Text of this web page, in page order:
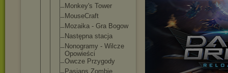
Monkey's Tower
MouseCraft
Mozaika - Gra Bogow
Następna stacja
Nonogramy - Wilcze
Opowieści
Owcze Przygody
Pasjans Zombie